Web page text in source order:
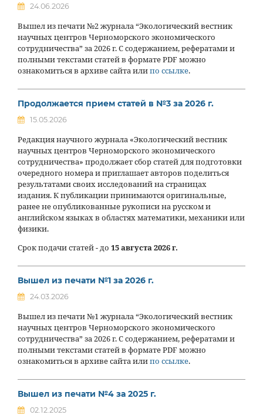
24.06.2026
Вышел из печати №2 журнала “Экологический вестник
научных центров Черноморского экономического
сотрудничества” за 2026 г. С содержанием, рефератами и
полными текстами статей в формате PDF можно
ознакомиться в архиве сайта илипо ссылке.
Продолжается прием статей в №3 за 2026 г.
15.05.2026
Редакция научного журнала «Экологический вестник
научных центров Черноморского экономического
сотрудничества» продолжает сбор статей для подготовки
очередного номера и приглашает авторов поделиться
результатами своих исследований на страницах
издания. К публикации принимаются оригинальные,
ранее не опубликованные рукописи на русском и
английском языках в областях математики, механики или
физики.
Срок подачи статей - до 15 августа 2026 г.
Вышел из печати №1 за 2026 г.
24.03.2026
Вышел из печати №1 журнала “Экологический вестник
научных центров Черноморского экономического
сотрудничества” за 2026 г. С содержанием, рефератами и
полными текстами статей в формате PDF можно
ознакомиться в архиве сайта илипо ссылке.
Вышел из печати №4 за 2025 г.
02.12.2025